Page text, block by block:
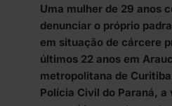
Uma mulher de 29 anos
denunciar o próprio
em situação de cárcere
últimos 22 anos em
metropolitana de
Polícia Civil do Paraná,